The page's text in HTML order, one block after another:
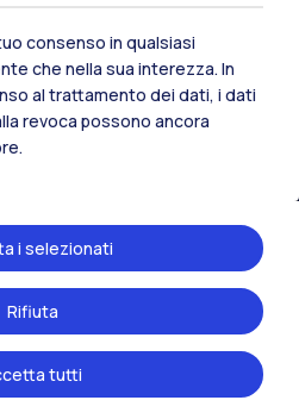
consenso in qualsiasi
che nella sua interezza. In
al trattamento dei dati, i dati
revoca possono ancora
Rifiuta
i selezionati
tutti